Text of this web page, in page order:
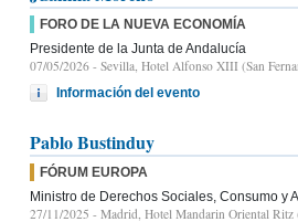
FORO DE LA NUEVA ECONOMÍA
Presidente de la Junta de Andalucía
07/05/2026 - Sevilla, Hotel Alfonso XIII (San
Información del evento
Pablo Bustinduy
FÓRUM EUROPA
Ministro de Derechos Sociales, Consumo y
27/11/2025 - Madrid, Hotel Mandarin Oriental Ritz